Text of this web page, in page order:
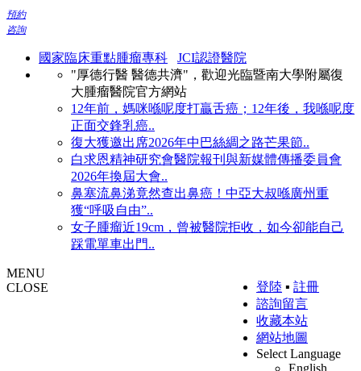
預約
咨詢
國家臨床重點腫瘤專科
JCI認證醫院
"厚德行醫 醫德共濟"，歡迎光臨暨南大學附屬復
大腫瘤醫院官方網站
12年前，媽咪喺呢度打贏舌癌；12年後，我喺呢度
正面交鋒乳癌..
復大獲邀出席2026年中巴絲綢之路芒果節..
白求恩精神研究會醫院報刊與新媒體傳播委員會
2026年換屆大會..
鼻塞流鼻涕竟然查出鼻癌！中亞大叔喺廣州重
獲“呼吸自由”..
女子腫瘤近19cm，曾被醫院拒收，如今卻能自己
踩電單車出門..
登陸 ▪ 註冊
諮詢留言
收藏本站
網站地圖
Select Language
English
MENU
CLOSE